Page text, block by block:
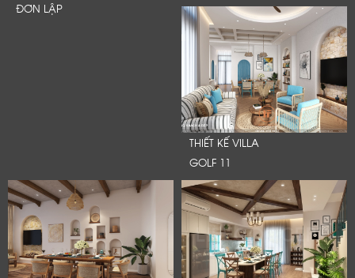
ĐƠN LẬP
THIẾT KẾ VILLA
GOLF 11